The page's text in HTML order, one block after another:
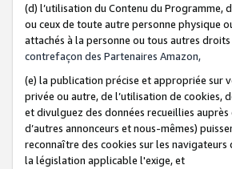
(d) l’utilisation du Contenu du Programme,
ou ceux de toute autre personne physique
attachés à la personne ou tous autres
contrefaçon des Partenaires Amazon,
(e) la publication précise et appropriée sur
privée ou autre, de l’utilisation de cookies,
et divulguez des données recueillies
d’autres annonceurs et nous-mêmes)
reconnaître des cookies sur les
la législation applicable l'exige, et